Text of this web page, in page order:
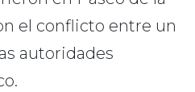
el conflicto entre un
autoridades